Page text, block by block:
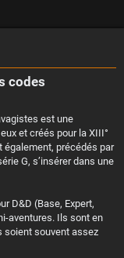
codes
est une
et créés pour la XIII°
également, précédés par
G, s’insérer dans une
D&D (Base, Expert,
aventures. Ils sont en
soient souvent assez